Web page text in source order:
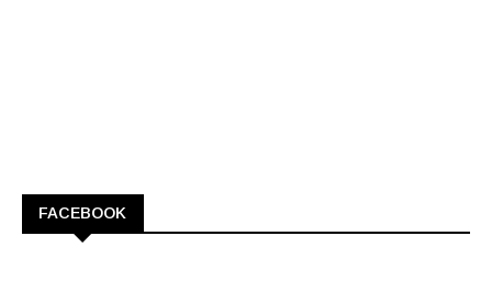
FACEBOOK